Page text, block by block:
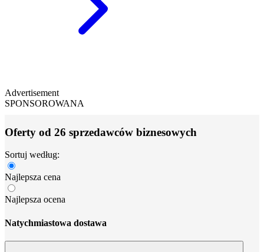
Advertisement
SPONSOROWANA
Oferty od 26 sprzedawców biznesowych
Sortuj według:
Najlepsza cena
Najlepsza ocena
Natychmiastowa dostawa